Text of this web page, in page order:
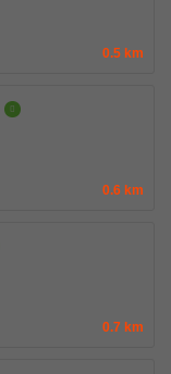
0.5 km
0.6 km
0.7 km